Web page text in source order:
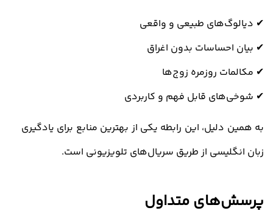
✔ دیالوگ‌های طبیعی و واقعی
✔ بیان احساسات بدون اغراق
✔ مکالمات روزمره زوج‌ها
✔ شوخی‌های قابل فهم و کاربردی
به همین دلیل، این رابطه یکی از بهترین منابع برای یادگیری
زبان انگلیسی از طریق سریال‌های تلویزیونی است.
پرسش‌های متداول